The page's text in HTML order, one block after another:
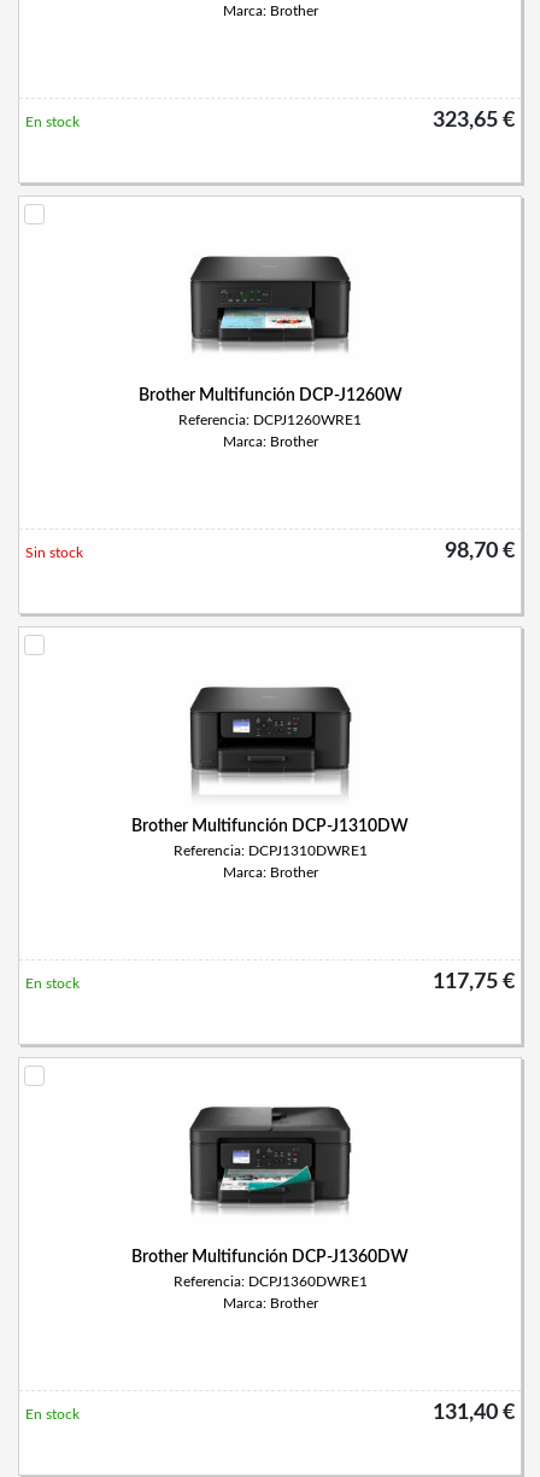
Marca: Brother
323,65 €
En stock
Brother Multifunción DCP-J1260W
Referencia: DCPJ1260WRE1
Marca: Brother
98,70 €
Sin stock
Brother Multifunción DCP-J1310DW
Referencia: DCPJ1310DWRE1
Marca: Brother
117,75 €
En stock
Brother Multifunción DCP-J1360DW
Referencia: DCPJ1360DWRE1
Marca: Brother
131,40 €
En stock